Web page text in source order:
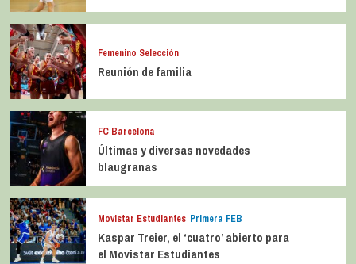
Femenino Selección
Reunión de familia
FC Barcelona
Últimas y diversas novedades
blaugranas
Movistar Estudiantes Primera FEB
Kaspar Treier, el ‘cuatro’ abierto para
el Movistar Estudiantes